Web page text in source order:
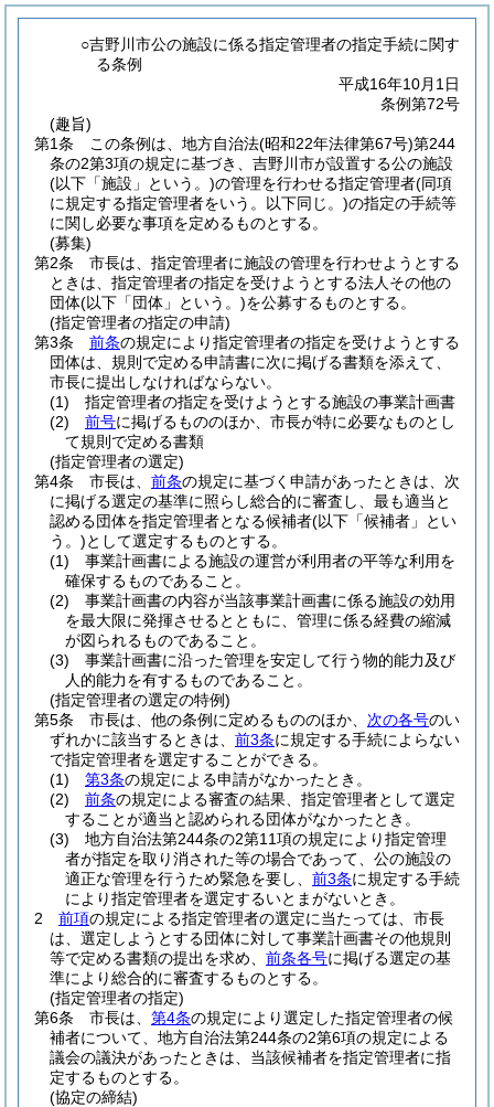
○吉野川市公の施設に係る指定管理者の指定手続に関す
る条例
平成16年10月1日
条例第72号
(趣旨)
第1条
この条例は、地方自治法(昭和22年法律第67号)第244
条の2第3項の規定に基づき、吉野川市が設置する公の施設
(以下「施設」という。)の管理を行わせる指定管理者(同項
に規定する指定管理者をいう。以下同じ。)の指定の手続等
に関し必要な事項を定めるものとする。
(募集)
第2条
市長は、指定管理者に施設の管理を行わせようとする
ときは、指定管理者の指定を受けようとする法人その他の
団体(以下「団体」という。)を公募するものとする。
(指定管理者の指定の申請)
第3条
前条の規定により指定管理者の指定を受けようとする
団体は、規則で定める申請書に次に掲げる書類を添えて、
市長に提出しなければならない。
(1)
指定管理者の指定を受けようとする施設の事業計画書
(2)
前号に掲げるもののほか、市長が特に必要なものとし
て規則で定める書類
(指定管理者の選定)
第4条
市長は、 前条の規定に基づく申請があったときは、次
に掲げる選定の基準に照らし総合的に審査し、最も適当と
認める団体を指定管理者となる候補者(以下「候補者」とい
う。)として選定するものとする。
(1)
事業計画書による施設の運営が利用者の平等な利用を
確保するものであること。
(2)
事業計画書の内容が当該事業計画書に係る施設の効用
を最大限に発揮させるとともに、管理に係る経費の縮減
が図られるものであること。
(3)
事業計画書に沿った管理を安定して行う物的能力及び
人的能力を有するものであること。
(指定管理者の選定の特例)
第5条
市長は、他の条例に定めるもののほか、 次の各号のい
ずれかに該当するときは、 前3条に規定する手続によらない
で指定管理者を選定することができる。
(1)
第3条の規定による申請がなかったとき。
(2)
前条の規定による審査の結果、指定管理者として選定
することが適当と認められる団体がなかったとき。
(3)
地方自治法第244条の2第11項の規定により指定管理
者が指定を取り消された等の場合であって、公の施設の
適正な管理を行うため緊急を要し、 前3条に規定する手続
により指定管理者を選定するいとまがないとき。
2
前項の規定による指定管理者の選定に当たっては、市長
は、選定しようとする団体に対して事業計画書その他規則
等で定める書類の提出を求め、 前条各号に掲げる選定の基
準により総合的に審査するものとする。
(指定管理者の指定)
第6条
市長は、 第4条の規定により選定した指定管理者の候
補者について、地方自治法第244条の2第6項の規定による
議会の議決があったときは、当該候補者を指定管理者に指
定するものとする。
(協定の締結)